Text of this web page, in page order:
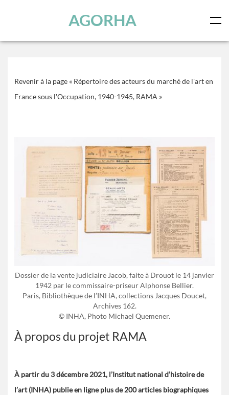
AGORHA
Revenir à la page « Répertoire des acteurs du marché de l'art en
France sous l'Occupation, 1940-1945, RAMA »
Dossier de la vente judiciaire Jacob, faite à Drouot le 14 janvier
1942 par le commissaire-priseur Alphonse Bellier.
Paris, Bibliothèque de l’INHA, collections Jacques Doucet,
Archives 162.
© INHA, Photo Michael Quemener.
À propos du projet RAMA
À partir du 3 décembre 2021, l’Institut national d’histoire de
l’art (INHA) publie en ligne plus de 200 articles biographiques